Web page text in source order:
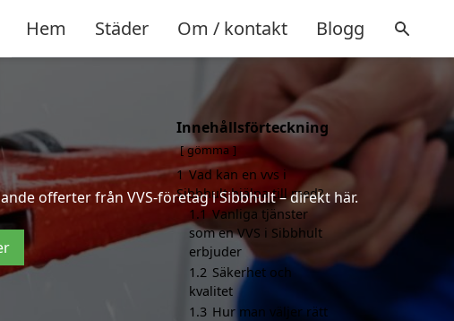
Hem Städer Om / kontakt Blogg
offerter från VVS-företag i Sibbhult – direkt här.
Innehållsförteckning
gömma
1 Vad kan en vvs i
Sibbhult hjälpa till med?
1.1 Vanliga tjänster
som en VVS i Sibbhult
erbjuder
1.2 Säkerhet och
kvalitet
1.3 Hur man väljer rätt